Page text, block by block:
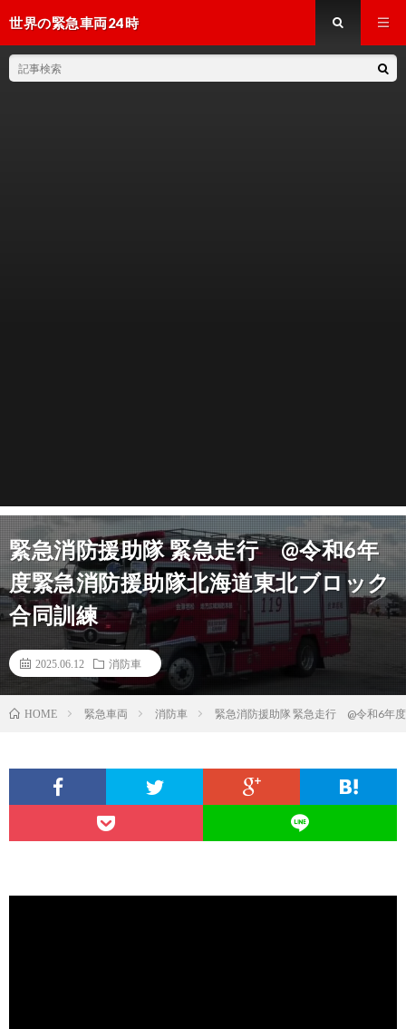
世界の緊急車両24時
緊急消防援助隊 緊急走行 @令和6年
度緊急消防援助隊北海道東北ブロック
合同訓練
2025.06.12 消防車
HOME 緊急車両 消防車 緊急消防援助隊 緊急走行 @令和6年